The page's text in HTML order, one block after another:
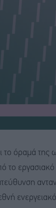
το όραμά της
το
ενεργειακό